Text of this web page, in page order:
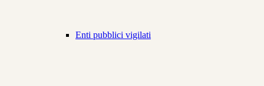
Enti pubblici vigilati